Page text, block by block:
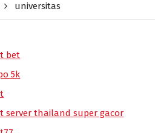
universitas
bet
5k
server thailand super gacor